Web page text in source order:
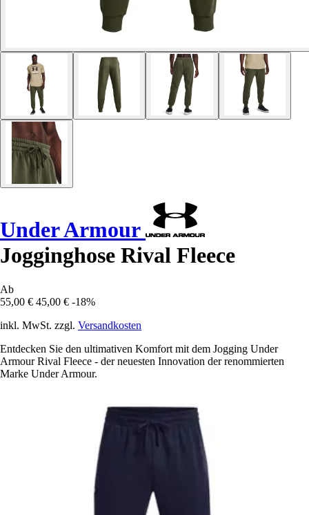
Under Armour
Jogginghose Rival Fleece
Ab
55,00 € 45,00 € -18%
inkl. MwSt. zzgl. Versandkosten
Entdecken Sie den ultimativen Komfort mit dem Jogging Under
Armour Rival Fleece - der neuesten Innovation der renommierten
Marke Under Armour.